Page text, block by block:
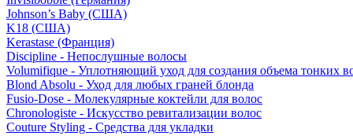
Johnson’s Baby (США)
K18 (США)
Kerastase (Франция)
Discipline - Непослушные волосы
Volumifique - Уплотняющий уход для создания объема тонких
Blond Absolu - Уход для любых граней блонда
Fusio-Dose - Молекулярные коктейли для волос
Chronologiste - Искусство ревитализации волос
Couture Styling - Средства для укладки